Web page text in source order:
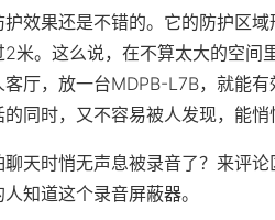
效果还是不错的。它的防护区
2米。这么说，在不算太大的空
厅，放一台MDPB-L7B，就能
同时，又不容易被人发现，能悄
天时悄无声息被录音了？来评
知道这个录音屏蔽器。